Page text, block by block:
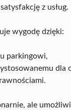
z usług.
wygodę dzięki:
parkingowi,
dla
ale